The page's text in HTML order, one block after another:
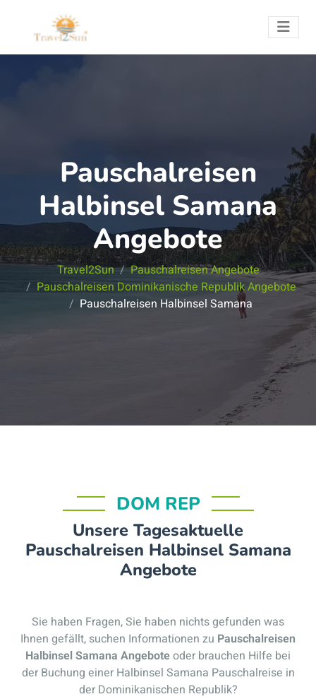
Pauschalreisen
Halbinsel Samana
Angebote
Travel2Sun
Pauschalreisen Angebote
Pauschalreisen Dominikanische Republik Angebote
Pauschalreisen Halbinsel Samana
DOM REP
Unsere Tagesaktuelle
Pauschalreisen Halbinsel Samana
Angebote
Sie haben Fragen, Sie haben nichts gefunden was
Ihnen gefällt, suchen Informationen zu Pauschalreisen
Halbinsel Samana Angebote oder brauchen Hilfe bei
der Buchung einer Halbinsel Samana Pauschalreise in
der Dominikanischen Republik?